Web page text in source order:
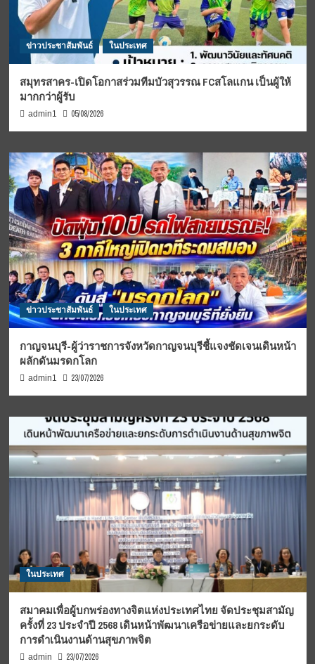
ข่าวประชาสัมพันธ์ ในประเทศ
สมุทรสาคร-เปิดโอกาสร่วมทีมบัวสุวรรณ FCสโลแกน เป็นผู้ให้
มากกว่าผู้รับ
admin1 05/08/2026
ข่าวประชาสัมพันธ์ ในประเทศ
กาญจนบุรี-ผู้ว่าราชการจังหวัดกาญจนบุรีชี้แจงชัดเจนเดินหน้า
ผลักดันมรดกโลก
admin1 23/07/2026
ในประเทศ
สมาคมเพื่อผู้บกพร่องทางจิตแห่งประเทศไทย จัดประชุมสามัญ
ครั้งที่ 23 ประจำปี 2568 เดินหน้าพัฒนาเครือข่ายและยกระดับ
การดำเนินงานด้านสุขภาพจิต
admin 23/07/2026